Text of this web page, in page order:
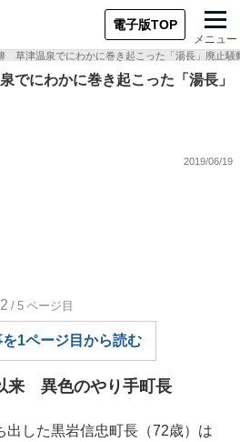
電子版TOP
メニュー
草津温泉でにわかに巻き起こった「湯長」廃止騒
にわかに巻き起こった「湯長」
2019/06/19
2 /5 ページ目
を1ページ目から読む
来 異色のやり手町長
した黒岩信忠町長（72歳）は